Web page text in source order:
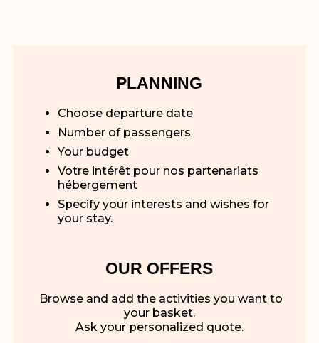
PLANNING
Choose departure date
Number of passengers
Your budget
Votre intérêt pour nos partenariats
hébergement
Specify your interests and wishes for
your stay.
OUR OFFERS
Browse and add the activities you want to
your basket.
Ask your personalized quote.